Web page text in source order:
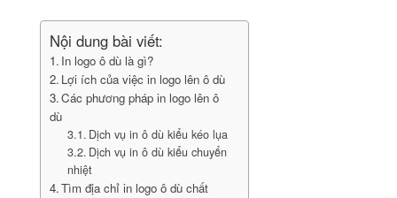
Nội dung bài viết:
In logo ô dù là gì?
Lợi ích của việc in logo lên ô dù
Các phương pháp in logo lên ô
dù
Dịch vụ in ô dù kiểu kéo lụa
Dịch vụ in ô dù kiểu chuyển
nhiệt
Tìm địa chỉ in logo ô dù chất